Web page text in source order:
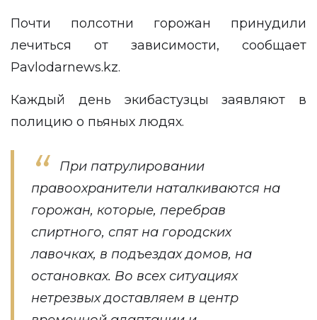
Почти полсотни горожан принудили
лечиться от зависимости, сообщает
Pavlodarnews.kz.
Каждый день экибастузцы заявляют в
полицию о пьяных людях.
При патрулировании
правоохранители наталкиваются на
горожан, которые, перебрав
спиртного, спят на городских
лавочках, в подъездах домов, на
остановках. Во всех ситуациях
нетрезвых доставляем в центр